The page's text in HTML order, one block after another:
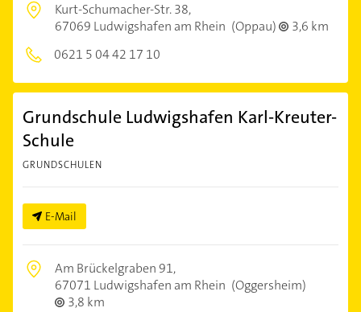
Kurt-Schumacher-Str. 38,
67069 Ludwigshafen am Rhein (Oppau)
3,6 km
0621 5 04 42 17 10
Grundschule Ludwigshafen Karl-Kreuter-
Schule
GRUNDSCHULEN
E-Mail
Am Brückelgraben 91,
67071 Ludwigshafen am Rhein (Oggersheim)
3,8 km